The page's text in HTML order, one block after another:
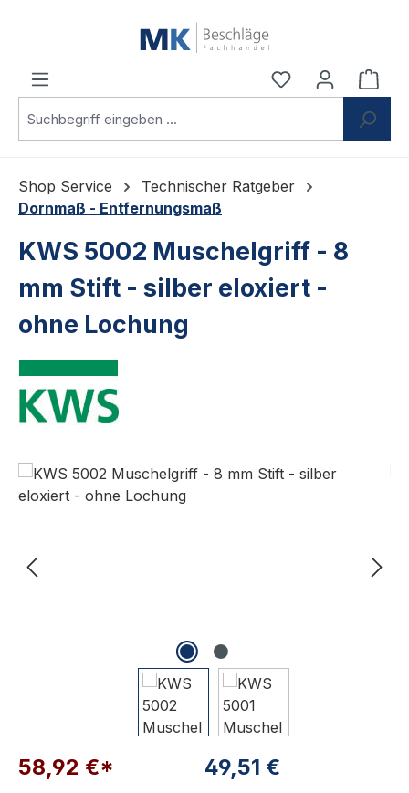
Du hast 0
Shop Service
Technischer Ratgeber
Dornmaß - Entfernungsmaß
KWS 5002 Muschelgriff - 8
mm Stift - silber eloxiert -
ohne Lochung
58,92 €* 49,51 €